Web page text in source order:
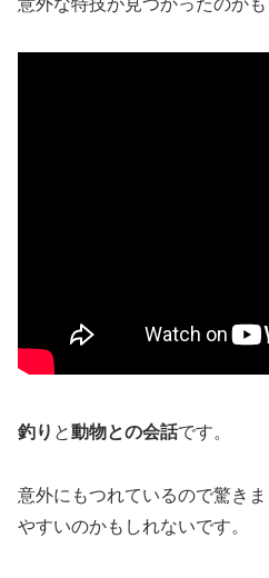
意外な特技が見つかったのかも
釣り と動物との会話です。
意外にもつれているので驚き
やすいのかもしれないです。